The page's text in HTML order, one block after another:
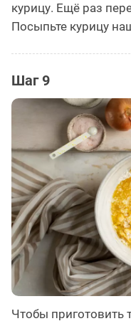
курицу. Ещё раз
Посыпьте курицу
Шаг 9
Чтобы приготовить